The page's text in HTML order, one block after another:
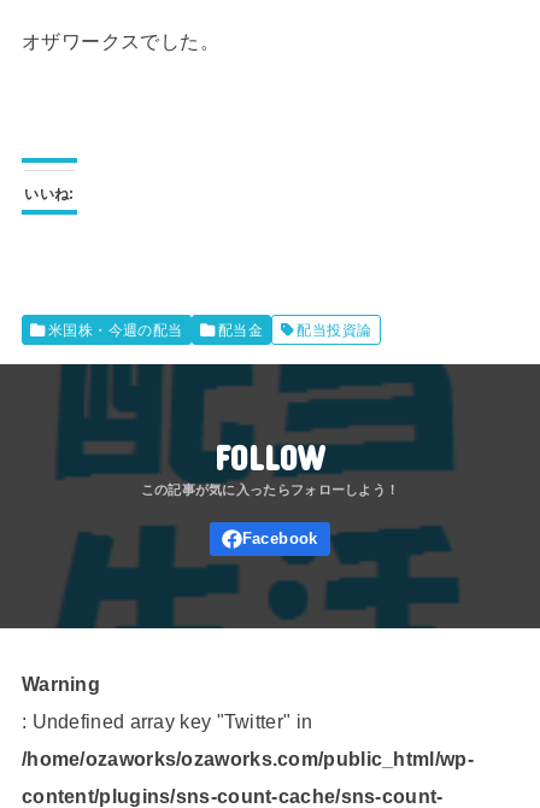
オザワークスでした。
いいね:
米国株・今週の配当 配当金 配当投資論
FOLLOW
Warning
: Undefined array key "Twitter" in
/home/ozaworks/ozaworks.com/public_html/wp-
content/plugins/sns-count-cache/sns-count-